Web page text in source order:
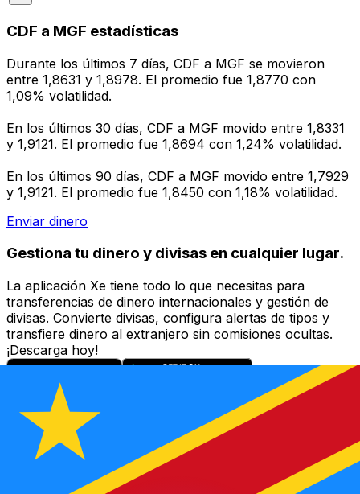
CDF a MGF estadísticas
Durante los últimos 7 días, CDF a MGF se movieron
entre 1,8631 y 1,8978. El promedio fue 1,8770 con
1,09% volatilidad.
En los últimos 30 días, CDF a MGF movido entre 1,8331
y 1,9121. El promedio fue 1,8694 con 1,24% volatilidad.
En los últimos 90 días, CDF a MGF movido entre 1,7929
y 1,9121. El promedio fue 1,8450 con 1,18% volatilidad.
Enviar dinero
Gestiona tu dinero y divisas en cualquier lugar.
La aplicación Xe tiene todo lo que necesitas para
transferencias de dinero internacionales y gestión de
divisas. Convierte divisas, configura alertas de tipos y
transfiere dinero al extranjero sin comisiones ocultas.
¡Descarga hoy!